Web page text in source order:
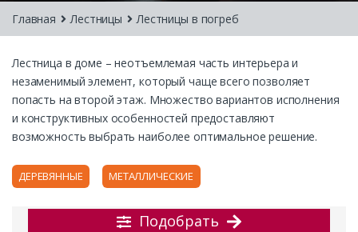
Главная Лестницы Лестницы в погреб
Лестница в доме – неотъемлемая часть интерьера и
незаменимый элемент, который чаще всего позволяет
попасть на второй этаж. Множество вариантов исполнения
и конструктивных особенностей предоставляют
возможность выбрать наиболее оптимальное решение.
ДЕРЕВЯННЫЕ МЕТАЛЛИЧЕСКИЕ
Подобрать